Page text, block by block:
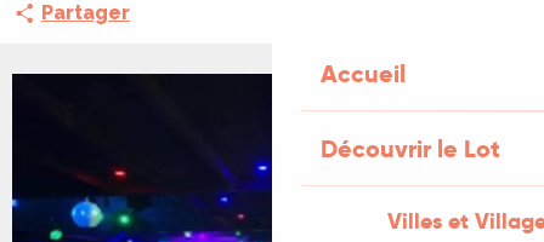
Accueil
Découvrir le Lot
Villes et
Partager
+2 PHOTOS